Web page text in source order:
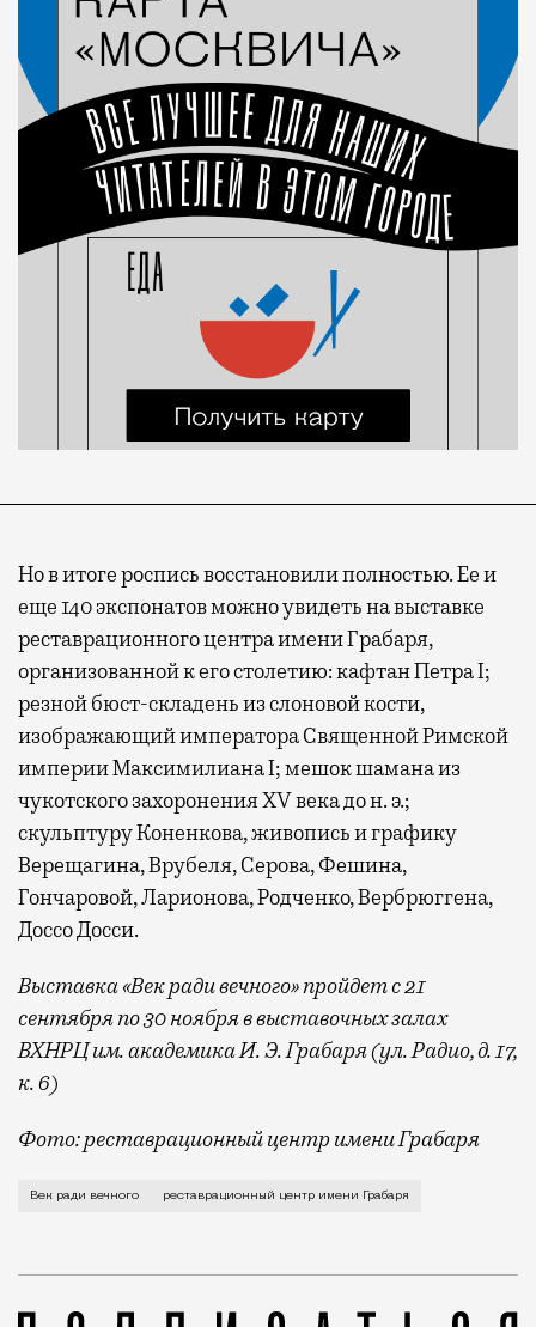
Но в итоге роспись восстановили полностью. Ее и
еще 140 экспонатов можно увидеть на выставке
реставрационного центра имени Грабаря,
организованной к его столетию: кафтан Петра I;
резной бюст-складень из слоновой кости,
изображающий императора Священной Римской
империи Максимилиана I; мешок шамана из
чукотского захоронения XV века до н. э.;
скульптуру Коненкова, живопись и графику
Верещагина, Врубеля, Серова, Фешина,
Гончаровой, Ларионова, Родченко, Вербрюггена,
Доссо Досси.
Выставка «Век ради вечного» пройдет с 21
сентября по 30 ноября в выставочных залах
ВХНРЦ им. академика И. Э. Грабаря (ул. Радио, д. 17,
к. 6)
Фото: реставрационный центр имени Грабаря
С этим восьмигранным расписным небом 1790
Век ради вечного реставрационный центр имени Грабаря